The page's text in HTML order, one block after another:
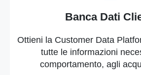
Banca Dati
Ottieni la Customer Data
tutte le informazioni
comportamento, agli